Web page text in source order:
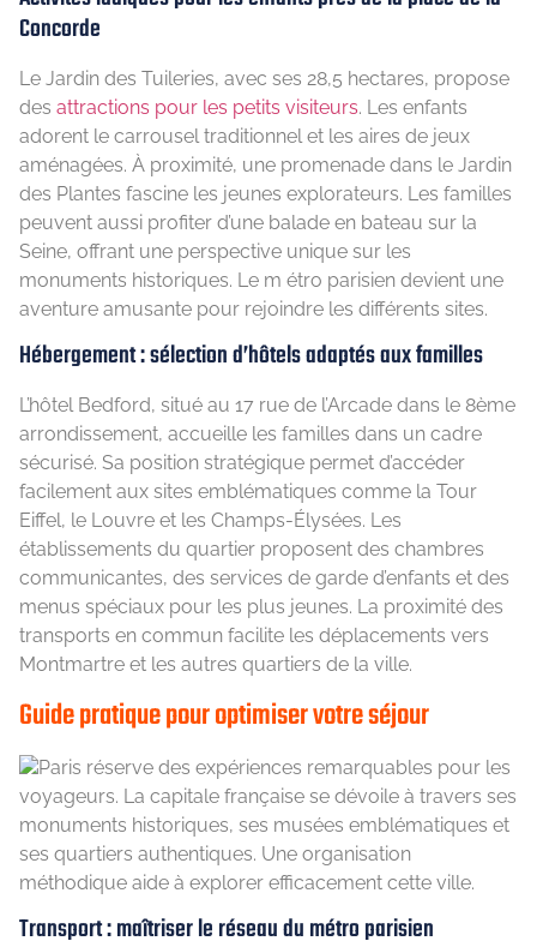
Concorde
Le Jardin des Tuileries, avec ses 28,5 hectares, propose
des attractions pour les petits visiteurs. Les enfants
adorent le carrousel traditionnel et les aires de jeux
aménagées. À proximité, une promenade dans le Jardin
des Plantes fascine les jeunes explorateurs. Les familles
peuvent aussi profiter d’une balade en bateau sur la
Seine, offrant une perspective unique sur les
monuments historiques. Le m étro parisien devient une
aventure amusante pour rejoindre les différents sites.
Hébergement : sélection d’hôtels adaptés aux familles
L’hôtel Bedford, situé au 17 rue de l’Arcade dans le 8ème
arrondissement, accueille les familles dans un cadre
sécurisé. Sa position stratégique permet d’accéder
facilement aux sites emblématiques comme la Tour
Eiffel, le Louvre et les Champs-Élysées. Les
établissements du quartier proposent des chambres
communicantes, des services de garde d’enfants et des
menus spéciaux pour les plus jeunes. La proximité des
transports en commun facilite les déplacements vers
Montmartre et les autres quartiers de la ville.
Guide pratique pour optimiser votre séjour
Paris réserve des expériences remarquables pour les
voyageurs. La capitale française se dévoile à travers ses
monuments historiques, ses musées emblématiques et
ses quartiers authentiques. Une organisation
méthodique aide à explorer efficacement cette ville.
Transport : maîtriser le réseau du métro parisien